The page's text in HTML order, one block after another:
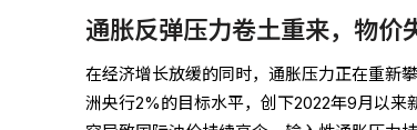
通胀反弹压力卷土重来，物价
在经济增长放缓的同时，通胀压力正在重新
洲央行2%的目标水平，创下2022年9月以来